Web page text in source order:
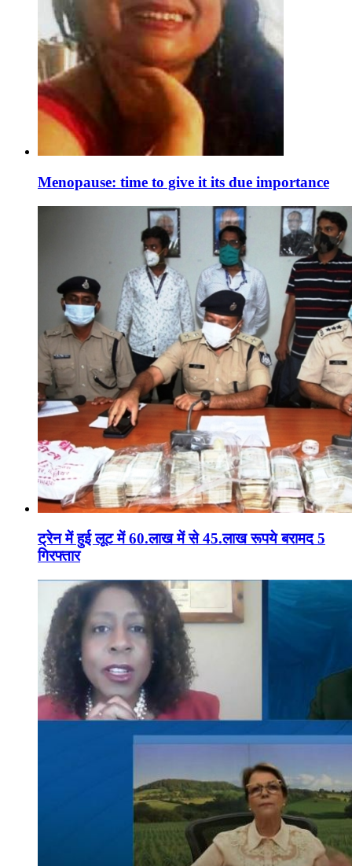
Menopause: time to give it its due importance
ट्रेन में हुई लूट में 60.लाख में से 45.लाख रूपये बरामद 5
गिरफ्तार